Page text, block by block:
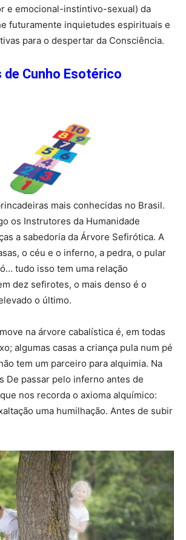
e emocional-instintivo-sexual) da
futuramente inquietudes espirituais e
para o despertar da Consciência.
de Cunho Esotérico
mais conhecidas no Brasil.
os Instrutores da Humanidade
a sabedoria da Árvore Sefirótica. A
o céu e o inferno, a pedra, o pular
tudo isso tem uma relação
dez sefirotes, o mais denso é o
o último.
na árvore cabalística é, em todas
algumas casas a criança pula num pé
tem um parceiro para alquimia. Na
De passar pelo inferno antes de
nos recorda o axioma alquímico:
uma humilhação. Antes de subir